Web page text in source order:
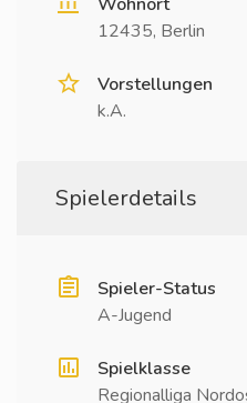
12435, Berlin
Vorstellungen
k.A.
Spielerdetails
Spieler-Status
A-Jugend
Spielklasse
Regionalliga